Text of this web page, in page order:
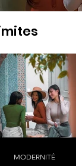
MODERNITÉ